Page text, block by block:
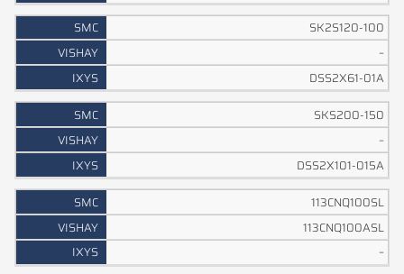
SK2S120-100
–
DSS2X61-01A
SKS200-150
–
DSS2X101-015A
113CNQ100SL
113CNQ100ASL
–